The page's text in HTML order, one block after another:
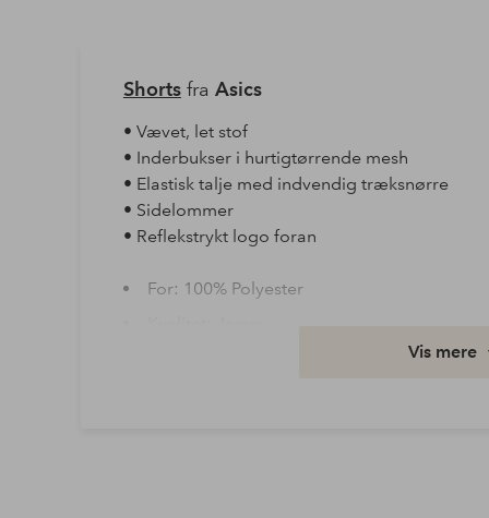
Shortsfra Asics
• Vævet, let stof
• Inderbukser i hurtigtørrende mesh
• Elastisk talje med indvendig træksnørre
• Sidelommer
• Reflekstrykt logo foran
For: 100% Polyester
Vis mere